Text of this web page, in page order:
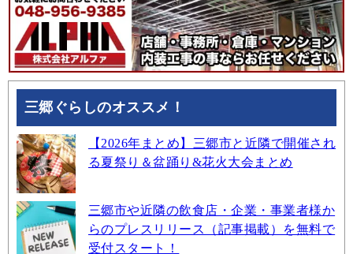
三郷ぐらしのオススメ！
【2026年まとめ】三郷市と近隣で開催され
る夏祭り＆盆踊り&花火大会まとめ
三郷市や近隣の飲食店・企業・事業者様か
らのプレスリリース（記事掲載）を無料で
受付スタート！